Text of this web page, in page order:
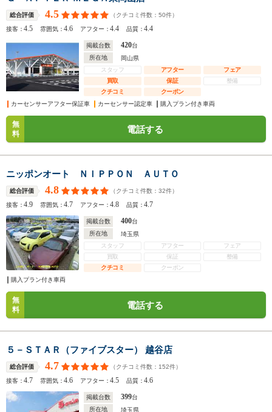
総合評価 4.5 （クチコミ件数： 50件）
接客：4.5 雰囲気：4.6 アフター：4.4 品質：4.4
掲載台数 420台
所在地
岡山県
スタッフ
アフター
フェア
買取
保証
整備
クチコミ
クーポン
カーセンサーアフター保証車
カーセンサー認定車 購入プラン付き車両
無
料
電話する
ニッポンオート ＮＩＰＰＯＮ ＡＵＴＯ
総合評価 4.8 （クチコミ件数： 32件）
接客：4.9 雰囲気：4.7 アフター：4.8 品質：4.7
掲載台数 400台
所在地
埼玉県
スタッフ
アフター
フェア
買取
保証
整備
クチコミ
クーポン
購入プラン付き車両
無
料
電話する
５－ＳＴＡＲ（ファイブスター） 越谷店
総合評価 4.7 （クチコミ件数： 152件）
接客：4.7 雰囲気：4.6 アフター：4.5 品質：4.6
掲載台数 399台
所在地
埼玉県